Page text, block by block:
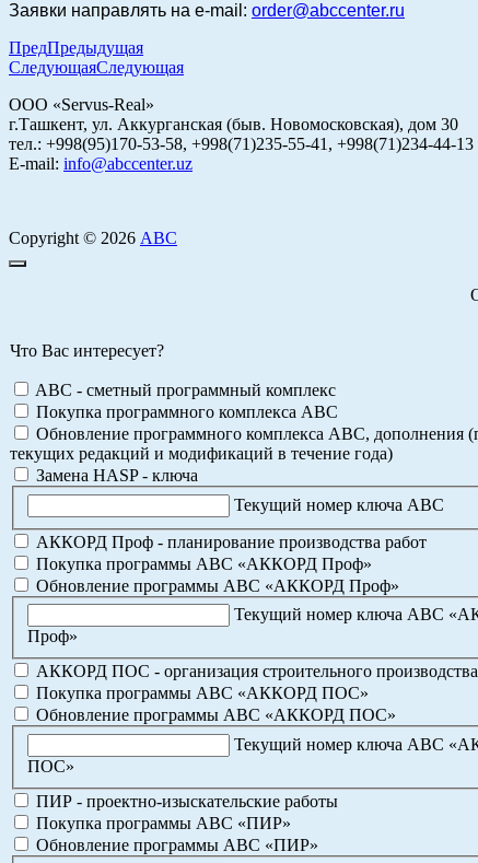
Заявки направлять на e-mail: order@abccenter.ru
ПредПредыдущая
СледующаяСледующая
ООО «Servus-Real»
г.Ташкент, ул. Аккурганская (быв. Новомосковская), дом 30
тел.: +998(95)170-53-58, +998(71)235-55-41, +998(71)234-44-13
E-mail: info@abccenter.uz
Copyright © 2026 АВС
Что Вас интересует?
ABC - сметный программный комплекс
Покупка программного комплекса АВС
Обновление программного комплекса АВС, дополнения
текущих редакций и модификаций в течение года)
Замена HASP - ключа
Текущий номер ключа АВС
АККОРД Проф - планирование производства работ
Покупка программы АВС «АККОРД Проф»
Обновление программы АВС «АККОРД Проф»
Текущий номер ключа АВС
Проф»
АККОРД ПОС - организация строительного производства
Покупка программы АВС «АККОРД ПОС»
Обновление программы АВС «АККОРД ПОС»
Текущий номер ключа АВС
ПОС»
ПИР - проектно-изыскательские работы
Покупка программы АВС «ПИР»
Обновление программы АВС «ПИР»